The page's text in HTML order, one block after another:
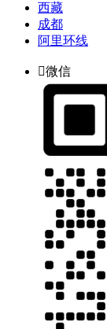
西藏
成都
阿里环线
微信